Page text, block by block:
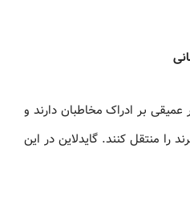
عمیقی بر ادراک مخاطبان دارند و
را منتقل کنند. گایدلاین در این